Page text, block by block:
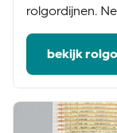
rolgordijnen.
bekijk